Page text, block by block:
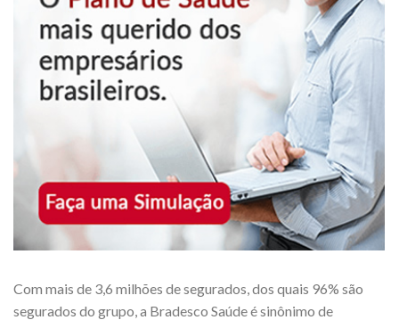
Com mais de 3,6 milhões de segurados, dos quais 96% são
segurados do grupo, a Bradesco Saúde é sinônimo de